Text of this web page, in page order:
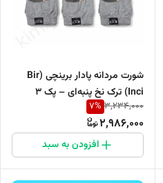
شورت مردانه پادار برینچی (Bir
Inci) ترک نخ پنبه‌ای – پک 3
عددی
3,234,000
7%
2,986,000
افزودن به سبد